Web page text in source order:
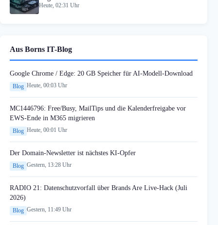
Heute, 02:31 Uhr
Aus Borns IT-Blog
Google Chrome / Edge: 20 GB Speicher für AI-Modell-Download
Blog Heute, 00:03 Uhr
MC1446796: Free/Busy, MailTips und die Kalenderfreigabe vor
EWS-Ende in M365 migrieren
Blog Heute, 00:01 Uhr
Der Domain-Newsletter ist nächstes KI-Opfer
Blog Gestern, 13:28 Uhr
RADIO 21: Datenschutzvorfall über Brands Are Live-Hack (Juli
2026)
Blog Gestern, 11:49 Uhr